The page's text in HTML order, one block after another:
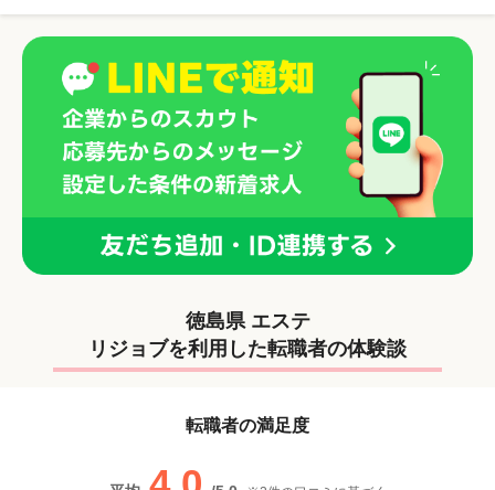
徳島県 エステ
リジョブを利用した転職者の体験談
転職者の満足度